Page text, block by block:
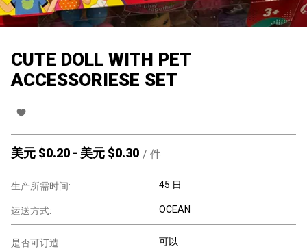
CUTE DOLL WITH PET
ACCESSORIESE SET
美元 $0.20 - 美元 $0.30 / 件
生产所需时间: 45 日
运送方式: OCEAN
是否可订造: 可以